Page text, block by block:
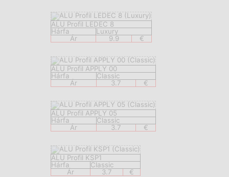
ALU Profil LEDEC 8
Hárfa
Luxury
Ár
9.9 €
ALU Profil APPLY 00
Hárfa
Classic
Ár
3.7 €
ALU Profil APPLY 05
Hárfa
Classic
Ár
3.7 €
ALU Profil KSP1
Hárfa
Classic
Ár
3.7 €